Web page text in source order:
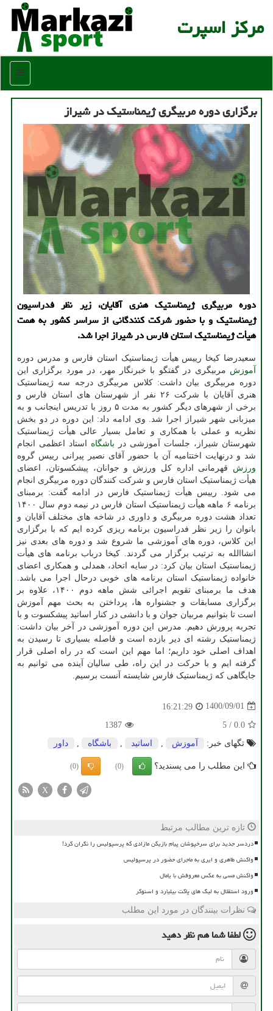
مركز اسپرت
منو
برگزاری دوره مربیگری ژیمناستیک در شیراز
دوره مربیگری ژیمناستیک هنری آقایان، زیر نظر فدراسیون
ژیمناستیک و با حضور شرکت کنندگانی از سراسر کشور به همت
هیأت ژیمناستیک استان فارس در شیراز اجرا شد.
سعیدرضا کیخا رییس هیأت ژیمناستیک استان فارس و مدرس دوره
آموزش مربیگری در گفتگو با خبرنگار مهر، در مورد برگزاری این
دوره مربیگری بیان داشت: کلاس مربیگری درجه سه ژیمناستیک
هنری آقایان با شرکت ۲۶ نفر از شهرستان های استان فارس و
برخی از شهرهای دیگر کشور به مدت ۵ روز با تدریس اینجانب و به
میزبانی شهر شیراز اجرا شد. وی ادامه داد: این دوره در دو بخش
نظریه و عملی با همکاری و تعامل بسیار عالی هیأت ژیمناستیک
شهرستان شیراز، جلسات آموزشی در باشگاه استاد اعظمی انجام
شد و درنهایت اختتامیه آن با حضور آقای نصیر پیرانی رییس گروه
ورزش قهرمانی اداره کل ورزش و جوانان، پیشکسوتان، اعضای
هیأت ژیمناستیک استان فارس و شرکت کنندگان دوره مربیگری انجام
می شود. رییس هیأت ژیمناستیک فارس در ادامه گفت: برمبنای
برنامه ۶ ماهه هیأت ژیمناستیک استان فارس در نیمه دوم سال ۱۴۰۰
تعداد هشت دوره مربیگری و داوری در شاخه های مختلف آقایان و
بانوان را زیر نظر فدراسیون برنامه ریزی کرده ایم که با برگزاری
این کلاس، دوره های آموزشی ما شروع شد و دوره های بعدی نیز
انشاالله به ترتیب برگزار می گردند. کیخا درباب برنامه های هیأت
ژیمناستیک استان بیان کرد: در سایه اتحاد، همدلی و همکاری اعضای
خانواده ژیمناستیک استان برنامه های خوبی درحال اجرا می باشد.
هدف ما برمبنای تقویم اجرائی شش ماهه دوم ۱۴۰۰، علاوه بر
برگزاری مسابقات و جشنواره ها، پرداختن به بحث مهم آموزش
است تا بتوانیم مربیان جوان و با دانشی در کنار اساتید پیشکسوت و با
تجربه پرورش دهیم. مدرس این دوره آموزشی در آخر بیان داشت:
ژیمناستیک رشته ای دیر بازده است و فاصله بسیاری تا رسیدن به
اهداف اصلی خود داریم؛ اما مهم این است که در راه اصلی قرار
گرفته ایم و با حرکت در این راه، طی سالیان آینده می توانیم به
جایگاهی که ژیمناستیک فارس شایسته آنست برسیم.
1400/09/01
16:21:29
0.0
/
5
1387
تگهای خبر:
آموزش اساتید باشگاه داور
این مطلب را می پسندید؟ (0)
(0)
X
تازه ترین مطالب مرتبط
دردسر جدید برای سرخپوشان پیام بازیکن مازادی که پرسپولیس را نگران کرد!
واکنش طاهری و ایری به ماجرای حضور در پرسپولیس
واکنش مسی به عکس معروفش با یامال
ورود استقلال به لیگ های پاکت بیلیارد و اسنوکر
نظرات بینندگان در مورد این مطلب
لطفا شما همنظر دهید